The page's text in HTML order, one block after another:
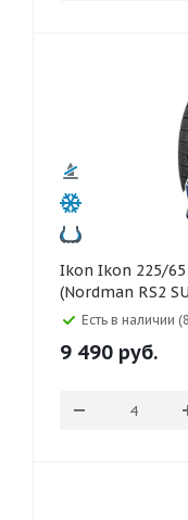
Ikon Ikon 225/65 R17 Character Snow 2 SUV
(Nordman RS2
Есть в наличии
9 490 руб.